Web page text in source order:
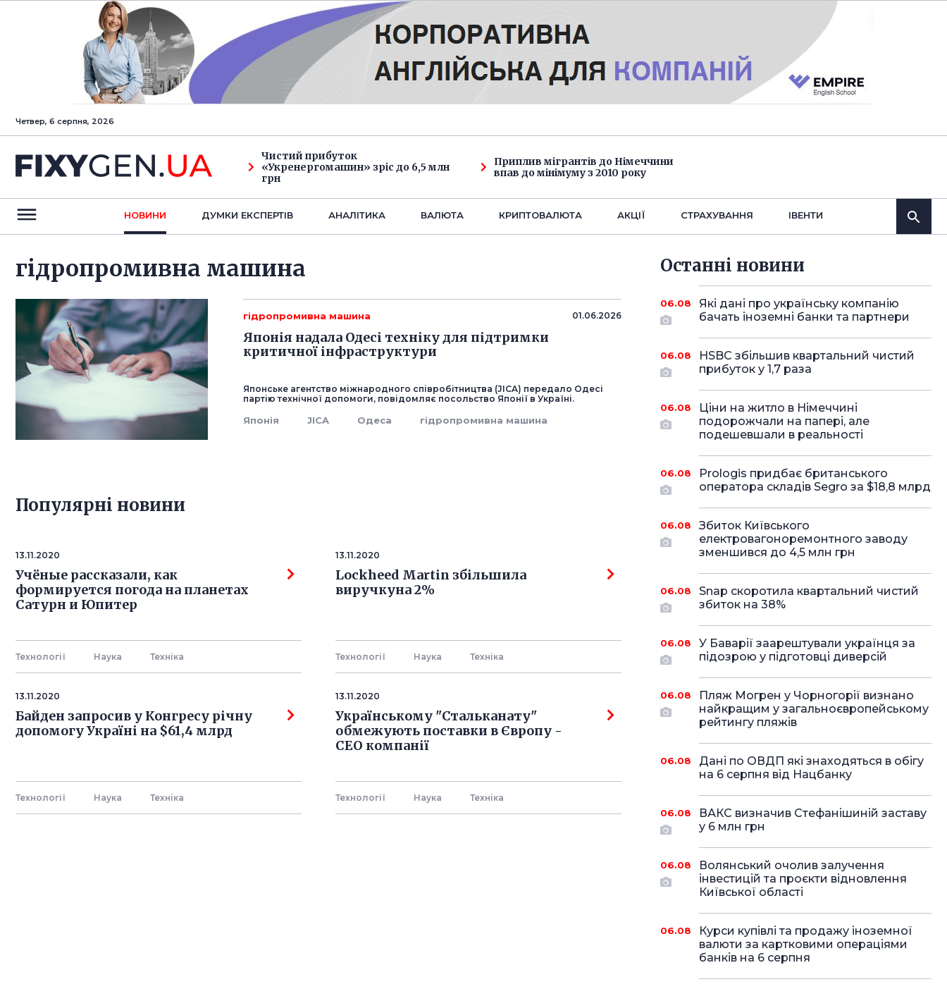
Четвер, 6 серпня, 2026
Чистий прибуток
«Укренергомашин» зріс до 6,5 млн
грн
Приплив мігрантів до Німеччини
впав до мінімуму з 2010 року
НОВИНИ ДУМКИ ЕКСПЕРТIВ АНАЛIТИКА ВАЛЮТА КРИПТОВАЛЮТА АКЦІЇ СТРАХУВАННЯ IВЕНТИ
гідропромивна машина
гідропромивна машина 01.06.2026
Японія надала Одесі техніку для підтримки
критичної інфраструктури
Японське агентство міжнародного співробітництва (JICA) передало Одесі
партію технічної допомоги, повідомляє посольство Японії в Україні.
Японія JICA Одеса гідропромивна машина
Популярнi новини
13.11.2020
Учёные рассказали, как
формируется погода на планетах
Сатурн и Юпитер
Технології Наука Технiка
13.11.2020
Lockheed Martin збільшила
виручкуна 2%
Технології Наука Технiка
13.11.2020
Байден запросив у Конгресу річну
допомогу Україні на $61,4 млрд
Технології Наука Технiка
13.11.2020
Українському "Стальканату"
обмежують поставки в Європу -
СЕО компанії
Технології Наука Технiка
Останнi новини
06.08
Які дані про українську компанію
бачать іноземні банки та партнери
06.08
HSBC збільшив квартальний чистий
прибуток у 1,7 раза
06.08
Ціни на житло в Німеччині
подорожчали на папері, але
подешевшали в реальності
06.08
Prologis придбає британського
оператора складів Segro за $18,8 млрд
06.08
Збиток Київського
електровагоноремонтного заводу
зменшився до 4,5 млн грн
06.08
Snap скоротила квартальний чистий
збиток на 38%
06.08
У Баварії заарештували українця за
підозрою у підготовці диверсій
06.08
Пляж Могрен у Чорногорії визнано
найкращим у загальноєвропейському
рейтингу пляжів
06.08
Дані по ОВДП які знаходяться в обігу
на 6 серпня від Нацбанку
06.08
ВАКС визначив Стефанішиній заставу
у 6 млн грн
06.08
Волянський очолив залучення
інвестицій та проєкти відновлення
Київської області
06.08
Курси купівлі та продажу іноземної
валюти за картковими операціями
банків на 6 серпня